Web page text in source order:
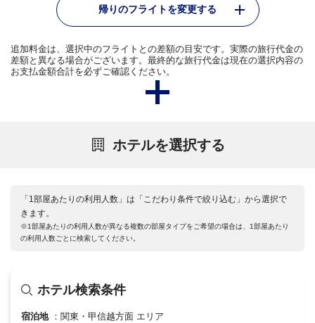
帰りのフライトを変更する
追加料金は、選択中のフライトとの差額の目安です。実際の旅行代金の
差額と異なる場合がございます。最終的な旅行代金は現在の選択内容の
お支払金額合計を必ずご確認ください。
ホテルを選択する
「1部屋あたりの利用人数」は「こだわり条件で絞り込む」から選択で
きます。
※1部屋あたりの利用人数が異なる複数の部屋タイプをご希望の場合は、1部屋あたり
の利用人数ごとに検索してください。
ホテル検索条件
宿泊地 関東・甲信越方面 エリア